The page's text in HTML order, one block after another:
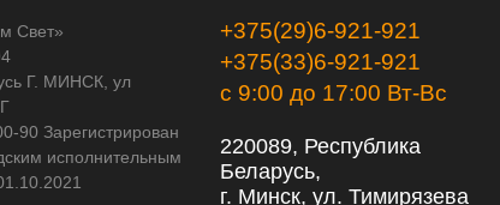
Свет»
Г. МИНСК, ул
90 Зарегистрирован
исполнительным
+375(29)6-921-921
+375(33)6-921-921
с 9:00 до 17:00 Вт-Вс
220089, Республика
Беларусь,
г. Минск, ул. Тимирязева